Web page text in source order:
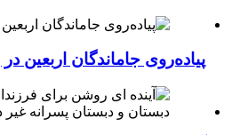
پیاده‌روی جاماندگان اربعین